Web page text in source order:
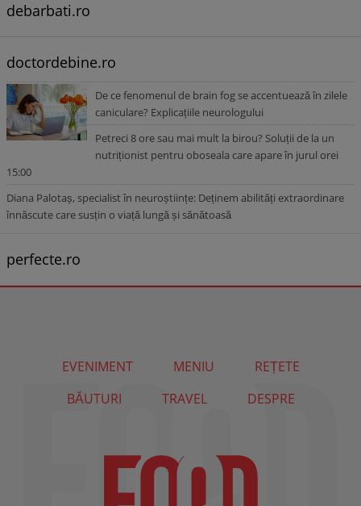
debarbati.ro
doctordebine.ro
De ce fenomenul de brain fog se accentuează în zilele
caniculare? Explicațiile neurologului
Petreci 8 ore sau mai mult la birou? Soluții de la un
nutriționist pentru oboseala care apare în jurul orei
15:00
Diana Palotaș, specialist în neuroștiințe: Deținem abilități extraordinare
înnăscute care susțin o viață lungă și sănătoasă
perfecte.ro
EVENIMENT MENIU
REȚETE
BĂUTURI
TRAVEL DESPRE